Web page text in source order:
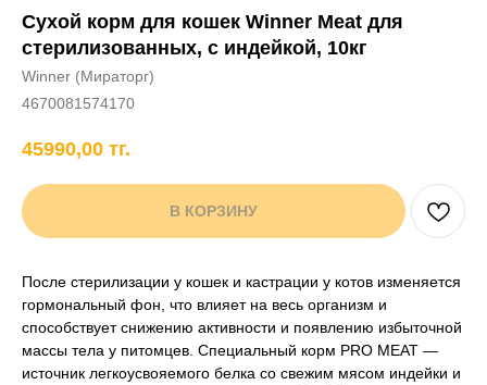
Хорькам
+7 706 407 30 81
Написать в WhatsApp
Сухой корм для кошек Winner Meat для
стерилизованных, с индейкой, 10кг
Winner (Мираторг)
4670081574170
45990,00 тг.
В КОРЗИНУ
После стерилизации у кошек и кастрации у котов изменяется
гормональный фон, что влияет на весь организм и
способствует снижению активности и появлению избыточной
массы тела у питомцев. Специальный корм PRO MEAT —
источник легкоусвояемого белка со свежим мясом индейки и